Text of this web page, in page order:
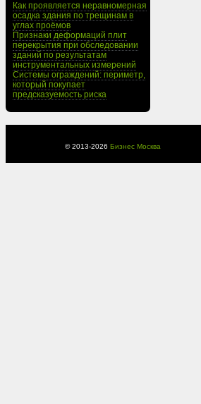
Как проявляется неравномерная
осадка здания по трещинам в
углах проёмов
Признаки деформаций плит
перекрытия при обследовании
зданий по результатам
инструментальных измерений
Системы ограждений: периметр,
который покупает
предсказуемость риска
© 2013-2026 Бизнес Москва